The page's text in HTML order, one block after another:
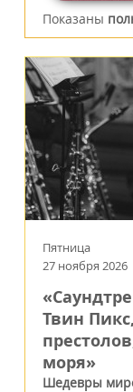
Показаны
Пятница
27 ноября 2026
Твин
моря»
Шедевры